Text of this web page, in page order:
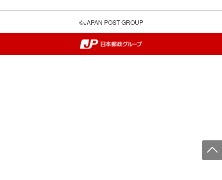
©JAPAN POST GROUP